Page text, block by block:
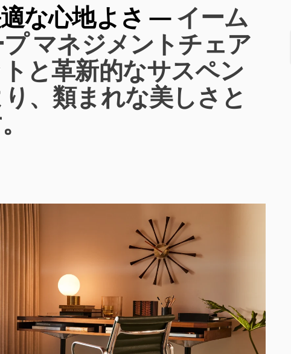
な心地よさ —イーム
マネジメントチェア
と革新的なサスペン
、類まれな美しさと